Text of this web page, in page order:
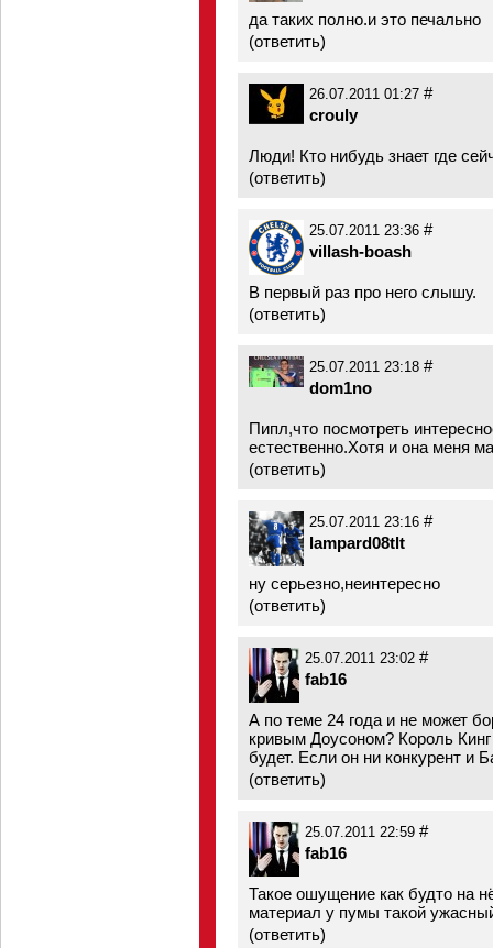
да таких полно.и это печально
(ответить)
26.07.2011 01:27 #
crouly
Люди! Кто нибудь знает где
(ответить)
25.07.2011 23:36 #
villash-boash
В первый раз про него слышу.
(ответить)
25.07.2011 23:18 #
dom1no
Пипл,что посмотреть
естественно.Хотя и она меня
(ответить)
25.07.2011 23:16 #
lampard08tlt
ну серьезно,неинтересно
(ответить)
25.07.2011 23:02 #
fab16
А по теме 24 года и не может
кривым Доусоном? Король Кинг
будет. Если он ни конкурент и
(ответить)
25.07.2011 22:59 #
fab16
Такое ошущение как будто на
материал у пумы такой
(ответить)